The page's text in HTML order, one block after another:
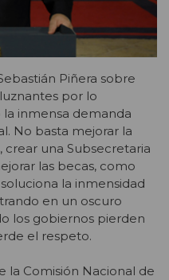
Piñera sobre
por lo
la inmensa demanda
No basta mejorar la
crear una Subsecretaria
las becas, como
la inmensidad
en un oscuro
los gobiernos pierden
el respeto.
la Comisión Nacional de